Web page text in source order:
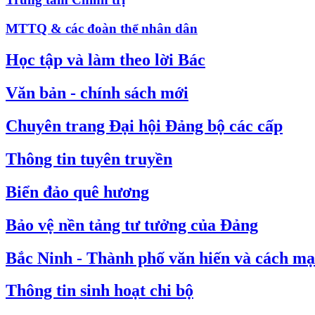
MTTQ & các đoàn thể nhân dân
Học tập và làm theo lời Bác
Văn bản - chính sách mới
Chuyên trang Đại hội Đảng bộ các cấp
Thông tin tuyên truyền
Biển đảo quê hương
Bảo vệ nền tảng tư tưởng của Đảng
Bắc Ninh - Thành phố văn hiến và cách
Thông tin sinh hoạt chi bộ